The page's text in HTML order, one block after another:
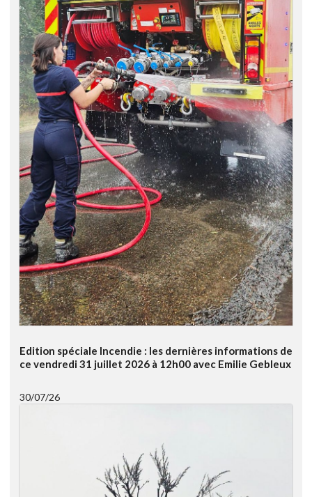
Edition spéciale Incendie : les dernières informations de
ce vendredi 31 juillet 2026 à 12h00 avec Emilie Gebleux
30/07/26